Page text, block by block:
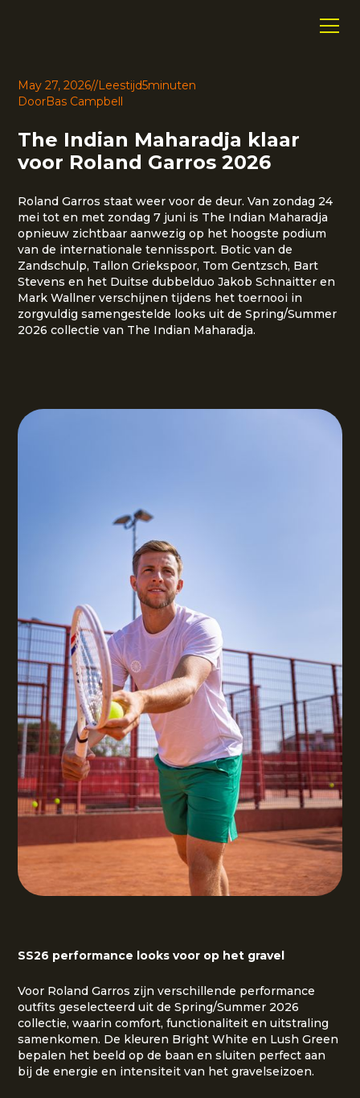
May 27, 2026//Leestijd5minuten
DoorBas Campbell
The Indian Maharadja klaar
voor Roland Garros 2026
Roland Garros staat weer voor de deur. Van zondag 24
mei tot en met zondag 7 juni is The Indian Maharadja
opnieuw zichtbaar aanwezig op het hoogste podium
van de internationale tennissport. Botic van de
Zandschulp, Tallon Griekspoor, Tom Gentzsch, Bart
Stevens en het Duitse dubbelduo Jakob Schnaitter en
Mark Wallner verschijnen tijdens het toernooi in
zorgvuldig samengestelde looks uit de Spring/Summer
2026 collectie van The Indian Maharadja.
SS26 performance looks voor op het gravel
Voor Roland Garros zijn verschillende performance
outfits geselecteerd uit de Spring/Summer 2026
collectie, waarin comfort, functionaliteit en uitstraling
samenkomen. De kleuren Bright White en Lush Green
bepalen het beeld op de baan en sluiten perfect aan
bij de energie en intensiteit van het gravelseizoen.